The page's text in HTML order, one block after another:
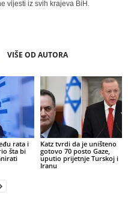
vijesti iz svih krajeva BiH.
VIŠE OD AUTORA
rata i
šta bi
Katz tvrdi da je uništeno
gotovo 70 posto Gaze,
uputio prijetnje Turskoj i
Iranu